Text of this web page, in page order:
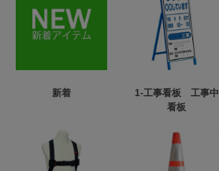
新着
1-工事看板 工事中
看板